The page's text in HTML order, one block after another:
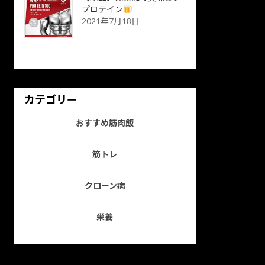
プロテイン
2021年7月18日
カテゴリー
おすすめ筋肉飯
筋トレ
クローン病
栄養